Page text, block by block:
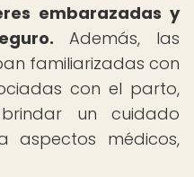
embarazadas y
Además, las
familiarizadas con
con el parto,
un cuidado
aspectos médicos,